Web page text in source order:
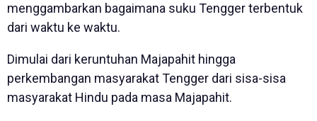
menggambarkan bagaimana suku Tengger terbentuk
dari waktu ke waktu.
Dimulai dari keruntuhan Majapahit hingga
perkembangan masyarakat Tengger dari sisa-sisa
masyarakat Hindu pada masa Majapahit.